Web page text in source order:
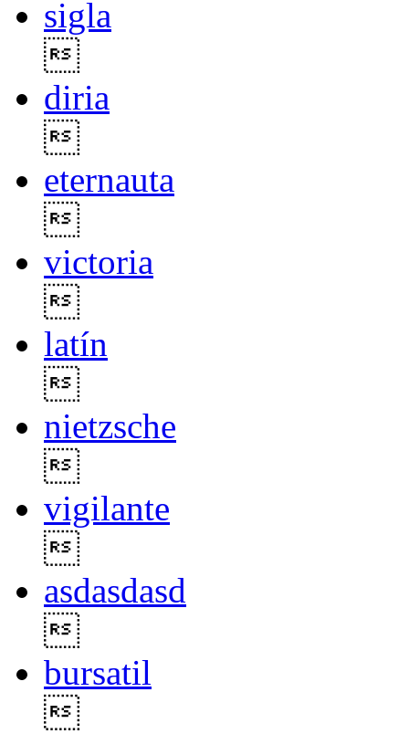
sigla
diria
eternauta
victoria
latín
nietzsche
vigilante
asdasdasd
bursatil